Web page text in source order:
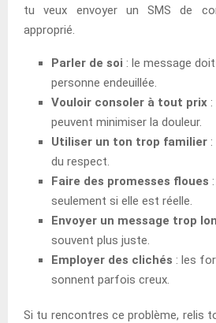
tu veux envoyer un SMS de
approprié.
Parler de soi : le message
personne endeuillée.
Vouloir consoler à tout prix
peuvent minimiser la douleur.
Utiliser un ton trop familier
du respect.
Faire des promesses floues
seulement si elle est réelle.
Envoyer un message trop
souvent plus juste.
Employer des clichés : les
sonnent parfois creux.
Si tu rencontres ce problème, relis